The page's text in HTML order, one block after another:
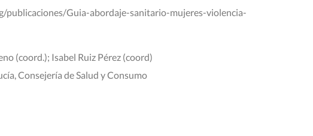
publicaciones/Guia-abordaje-sanitario-mujeres-violencia-
(coord.); Isabel Ruiz Pérez (coord)
Consejería de Salud y Consumo